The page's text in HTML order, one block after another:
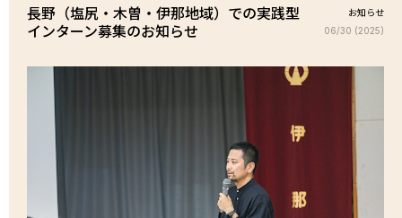
長野（塩尻・木曽・伊那地域）での実践型
インターン募集のお知らせ
お知らせ
06/30 (2025)